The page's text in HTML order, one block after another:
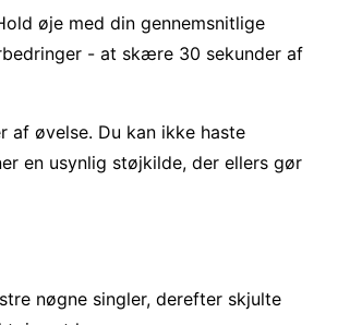
øje med din gennemsnitlige
- at skære 30 sekunder af
af øvelse. Du kan ikke haste
en usynlig støjkilde, der ellers gør
nøgne singler, derefter skjulte